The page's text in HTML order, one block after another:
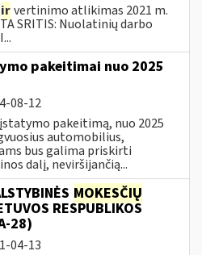
irvertinimo atlikimas 2021 m.
SRITIS: Nuolatinių darbo
pakeitimai nuo 2025
08-12
pakeitimą, nuo 2025
automobilius,
bus galima priskirti
dalį, neviršijančią...
MOKESČIŲ
RESPUBLIKOS
28)
04-13